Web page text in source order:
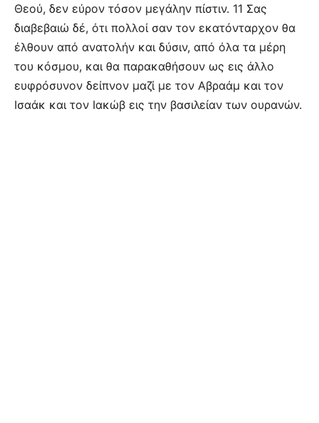
Θεού, δεν εύρον τόσον μεγάλην πίστιν. 11 Σας
διαβεβαιώ δέ, ότι πολλοί σαν τον εκατόνταρχον θα
έλθουν από ανατολήν και δύσιν, από όλα τα μέρη
του κόσμου, και θα παρακαθήσουν ως εις άλλο
ευφρόσυνον δείπνον μαζί με τον Αβραάμ και τον
Ισαάκ και τον Ιακώβ εις την βασιλείαν των ουρανών.